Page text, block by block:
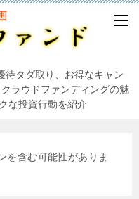
待タダ取り、お得なキャン
ラウドファンディングの魅
な投資行動を紹介
を含む可能性がありま